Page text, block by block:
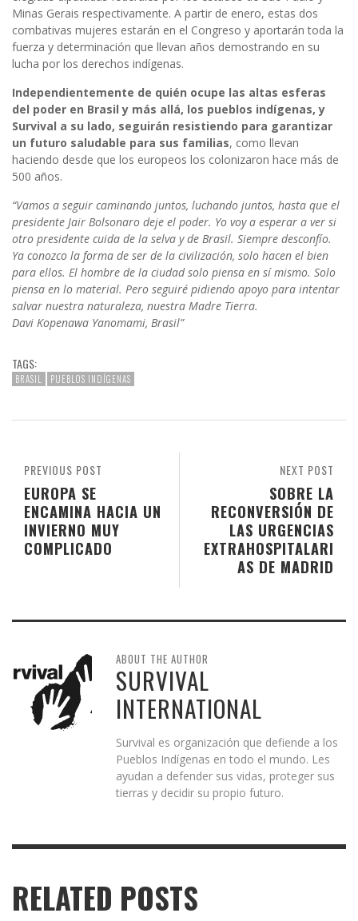
Minas Gerais respectivamente. A partir de enero, estas dos
combativas mujeres estarán en el Congreso y aportarán toda la
fuerza y determinación que llevan años demostrando en su
lucha por los derechos indígenas.
Independientemente de quién ocupe las altas esferas
del poder en Brasil y más allá, los pueblos indígenas, y
Survival a su lado, seguirán resistiendo para garantizar
un futuro saludable para sus familias, como llevan
haciendo desde que los europeos los colonizaron hace más de
500 años.
Vamos a seguir caminando juntos, luchando juntos, hasta que el
presidente Jair Bolsonaro deje el poder. Yo voy a esperar a ver si
otro presidente cuida de la selva y de Brasil. Siempre desconfío.
Ya conozco la forma de ser de la civilización, solo hacen el bien
para ellos. El hombre de la ciudad solo piensa en sí mismo. Solo
piensa en lo material. Pero seguiré pidiendo apoyo para intentar
salvar nuestra naturaleza, nuestra Madre Tierra.
Davi Kopenawa Yanomami, Brasil
TAGS:
BRASIL PUEBLOS INDÍGENAS
NEXT POST
SOBRE LA
RECONVERSIÓN DE
LAS URGENCIAS
EXTRAHOSPITALARI
AS DE MADRID
PREVIOUS POST
EUROPA SE
ENCAMINA HACIA UN
INVIERNO MUY
COMPLICADO
ABOUT THE AUTHOR
SURVIVAL
INTERNATIONAL
Survival es organización que defiende a los
Pueblos Indígenas en todo el mundo. Les
ayudan a defender sus vidas, proteger sus
tierras y decidir su propio futuro.
RELATED POSTS